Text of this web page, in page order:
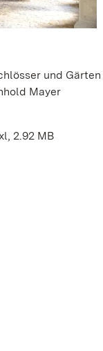
und
Mayer
2.92 MB